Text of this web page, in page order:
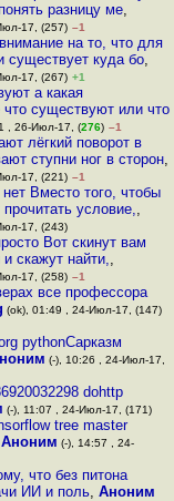
разницу ме,
17, (257) –1
на то, что для
существует куда бо,
17, (267) +1
а какая
что существуют или что
, 26-Июл-17, (276) –1
лёгкий поворот в
ступни ног в сторон,
17, (221) –1
Вместо того, чтобы
условие,,
17, (243)
Вот скинут вам
скажут найти,,
17, (258) –1
все профессора
(ok), 01:49 , 24-Июл-17, (147)
pythonСарказм
(-), 10:26 , 24-Июл-17,
dohttp
(-), 11:07 , 24-Июл-17, (171)
tree master
Аноним (-), 14:57 , 24-
что без питона
ИИ и поль, Аноним